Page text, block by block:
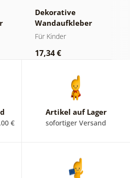
Dekorative
Wandaufkleber
Dschungeltiere
Für Kinder
17,34 €
€
Artikel auf Lager
sofortiger Versand